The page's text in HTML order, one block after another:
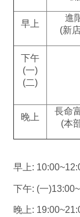
早上
進
(新
下午
(一)
(二)
晚上
長命
(本
早上:
下午: (一
晚上: